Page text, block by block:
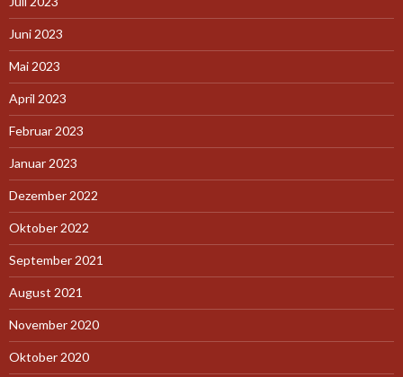
Juni 2023
Mai 2023
April 2023
Februar 2023
Januar 2023
Dezember 2022
Oktober 2022
September 2021
August 2021
November 2020
Oktober 2020